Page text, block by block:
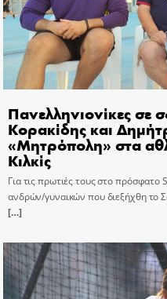
Πανελληνιονίκες σε
Κορακίδης και
«Μητρόπολη» στα
Κιλκίς
Για τις πρωτιές τους στο
ανδρών/γυναικών που διεξήχθη το
[…]